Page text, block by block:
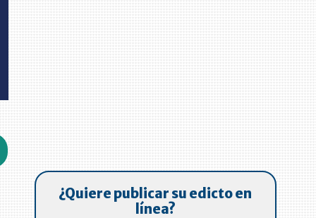
¿Quiere publicar su edicto en
línea?